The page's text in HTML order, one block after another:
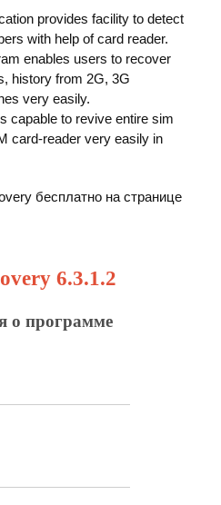
provides facility to detect
with help of card reader.
enables users to recover
history from 2G, 3G
very easily.
capable to revive entire sim
card-reader very easily in
бесплатно на странице
6.3.1.2
о программе